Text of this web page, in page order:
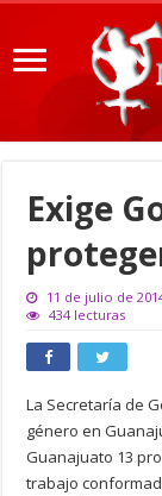
Exige
11 de julio de
434 lecturas
La Secretaría de
género en
Guanajuato 13
trabajo